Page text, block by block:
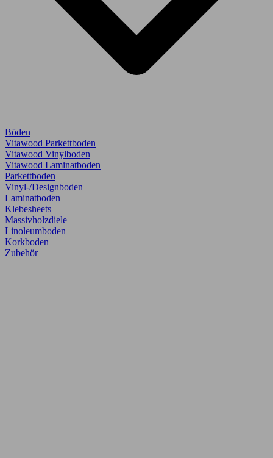
Böden
Vitawood Parkettboden
Vitawood Vinylboden
Vitawood Laminatboden
Parkettboden
Vinyl-/Designboden
Laminatboden
Klebesheets
Massivholzdiele
Linoleumboden
Korkboden
Zubehör